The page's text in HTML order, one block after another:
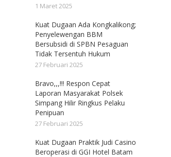
1 Maret 2025
Kuat Dugaan Ada Kongkalikong;
Penyelewengan BBM
Bersubsidi di SPBN Pesaguan
Tidak Tersentuh Hukum
27 Februari 2025
Bravo,,,!!! Respon Cepat
Laporan Masyarakat Polsek
Simpang Hilir Ringkus Pelaku
Penipuan
27 Februari 2025
Kuat Dugaan Praktik Judi Casino
Beroperasi di GGI Hotel Batam